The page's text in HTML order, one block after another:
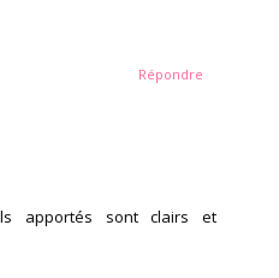
apportés sont clairs et
Répondre